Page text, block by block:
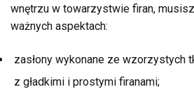
wnętrzu w towarzystwie firan,
ważnych aspektach:
zasłony wykonane ze wzorzystych
z gładkimi i prostymi firanami;